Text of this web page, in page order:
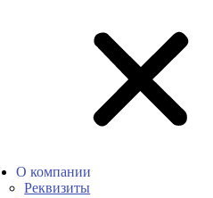
О компании
Реквизиты